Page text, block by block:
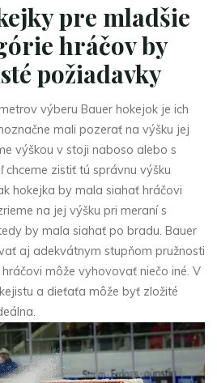
pre mladšie
hráčov by
požiadavky
výberu Bauer hokejok je ich
mali pozerať na výšku jej
výškou v stoji naboso alebo s
chceme zistiť tú správnu výšku
hokejka by mala siahať hráčovi
na jej výšku pri meraní s
by mala siahať po bradu. Bauer
aj adekvátnym stupňom pružnosti
môže vyhovovať niečo iné. V
a dieťaťa môže byť zložité